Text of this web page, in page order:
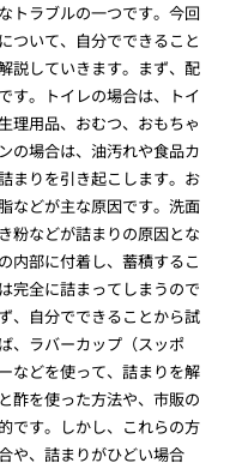
トラブルの一つです。今回
ついて、自分でできること
説していきます。まず、配
す。トイレの場合は、トイ
理用品、おむつ、おもちゃ
の場合は、油汚れや食品カ
まりを引き起こします。お
などが主な原因です。洗面
粉などが詰まりの原因とな
内部に付着し、蓄積するこ
完全に詰まってしまうので
、自分でできることから試
、ラバーカップ（スッポ
などを使って、詰まりを解
酢を使った方法や、市販の
です。しかし、これらの方
や、詰まりがひどい場合